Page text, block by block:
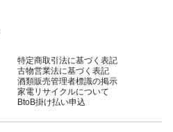
特定商取引法に基づく表記
古物営業法に基づく表記
酒類販売管理者標識の掲示
家電リサイクルについて
BtoB掛け払い申込